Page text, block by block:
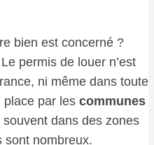
bien est concerné ?
permis de louer n’est
ni même dans toute
place par les communes
dans des zones
sont nombreux.